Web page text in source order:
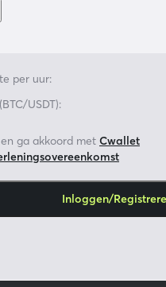
per uur:
USDT):
ga akkoord met Cwallet
Inloggen/